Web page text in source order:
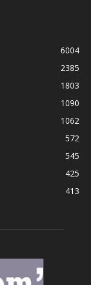
6004
2385
1803
1090
1062
572
545
425
413